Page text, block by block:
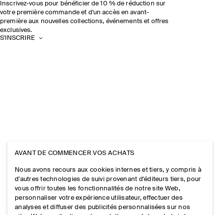
Inscrivez-vous pour bénéficier de 10 % de réduction sur
votre première commande et d'un accès en avant-
première aux nouvelles collections, événements et offres
exclusives.
S'INSCRIRE
AVANT DE COMMENCER VOS ACHATS
Nous avons recours aux cookies internes et tiers, y compris à
d'autres technologies de suivi provenant d'éditeurs tiers, pour
vous offrir toutes les fonctionnalités de notre site Web,
personnaliser votre expérience utilisateur, effectuer des
analyses et diffuser des publicités personnalisées sur nos